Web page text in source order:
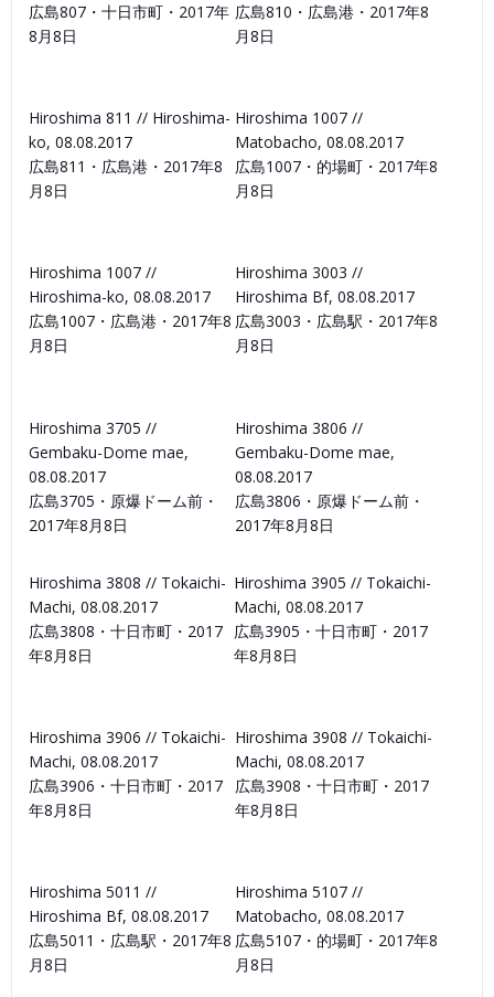
広島807・十日市町・2017年
8月8日
広島810・広島港・2017年8
月8日
Hiroshima 811 // Hiroshima-
ko, 08.08.2017
広島811・広島港・2017年8
月8日
Hiroshima 1007 //
Matobacho, 08.08.2017
広島1007・的場町・2017年8
月8日
Hiroshima 1007 //
Hiroshima-ko, 08.08.2017
広島1007・広島港・2017年8
月8日
Hiroshima 3003 //
Hiroshima Bf, 08.08.2017
広島3003・広島駅・2017年8
月8日
Hiroshima 3705 //
Gembaku-Dome mae,
08.08.2017
広島3705・原爆ドーム前・
2017年8月8日
Hiroshima 3806 //
Gembaku-Dome mae,
08.08.2017
広島3806・原爆ドーム前・
2017年8月8日
Hiroshima 3808 // Tokaichi-
Machi, 08.08.2017
広島3808・十日市町・2017
年8月8日
Hiroshima 3905 // Tokaichi-
Machi, 08.08.2017
広島3905・十日市町・2017
年8月8日
Hiroshima 3906 // Tokaichi-
Machi, 08.08.2017
広島3906・十日市町・2017
年8月8日
Hiroshima 3908 // Tokaichi-
Machi, 08.08.2017
広島3908・十日市町・2017
年8月8日
Hiroshima 5011 //
Hiroshima Bf, 08.08.2017
広島5011・広島駅・2017年8
月8日
Hiroshima 5107 //
Matobacho, 08.08.2017
広島5107・的場町・2017年8
月8日